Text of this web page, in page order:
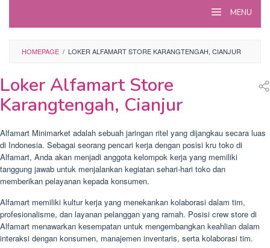
MENU
HOMEPAGE / LOKER ALFAMART STORE KARANGTENGAH, CIANJUR
Loker Alfamart Store
Karangtengah, Cianjur
Alfamart Minimarket adalah sebuah jaringan ritel yang dijangkau secara luas
di Indonesia. Sebagai seorang pencari kerja dengan posisi kru toko di
Alfamart, Anda akan menjadi anggota kelompok kerja yang memiliki
tanggung jawab untuk menjalankan kegiatan sehari-hari toko dan
memberikan pelayanan kepada konsumen.
Alfamart memiliki kultur kerja yang menekankan kolaborasi dalam tim,
profesionalisme, dan layanan pelanggan yang ramah. Posisi crew store di
Alfamart menawarkan kesempatan untuk mengembangkan keahlian dalam
interaksi dengan konsumen, manajemen inventaris, serta kolaborasi tim.